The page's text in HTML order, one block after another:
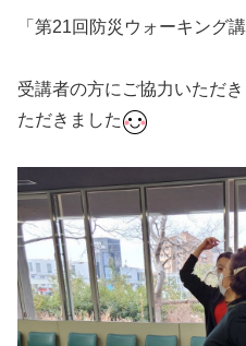
「第21回防災ウォーキング
受講者の方にご協力いただ
ただきました